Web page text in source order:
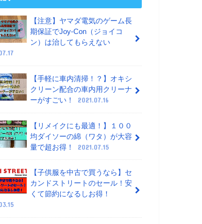
【注意】ヤマダ電気のゲーム長
期保証でJoy-Con（ジョイコ
ン）は治してもらえない
【手軽に車内清掃！？】オキシ
クリーン配合の車内用クリーナ
ーがすごい！
2021.07.16
【リメイクにも最適！】１００
均ダイソーの綿（ワタ）が大容
量で超お得！
2021.07.15
【子供服を中古で買うなら】セ
カンドストリートのセール！安
くて節約になるしお得！